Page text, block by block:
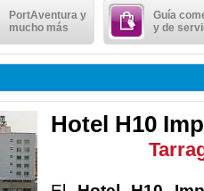
PortAventura y
mucho más
Guía
y de
Hotel H10